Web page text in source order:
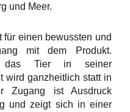
und Meer.
für einen bewussten und
mit dem Produkt.
das Tier in seiner
wird ganzheitlich statt in
Zugang ist Ausdruck
und zeigt sich in einer